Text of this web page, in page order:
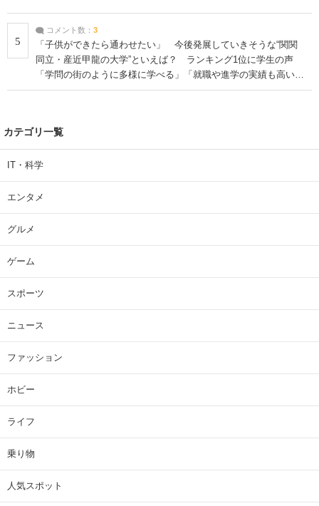
5
コメント数： 3
「子供ができたら通わせたい」 今後発展していきそうな“関関
同立・産近甲龍の大学”といえば？ ランキング1位に学生の声
「学問の街のように多様に学べる」「就職や進学の実績も高い」
| 大学 ねとらぼリサーチ
カテゴリ一覧
IT・科学
エンタメ
グルメ
ゲーム
スポーツ
ニュース
ファッション
ホビー
ライフ
乗り物
人気スポット